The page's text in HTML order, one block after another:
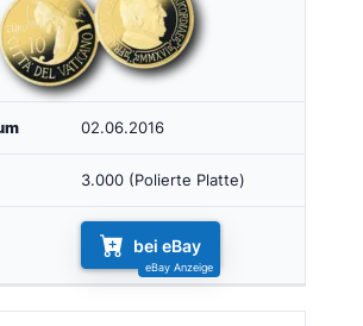
02.06.2016
3.000 (Polierte Platte)
bei eBay